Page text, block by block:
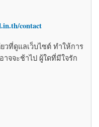
contact
วที่ดูแลเว็บไซต์ ทำให้การ
จจะช้าไป ผู้ใดที่มีใจรัก